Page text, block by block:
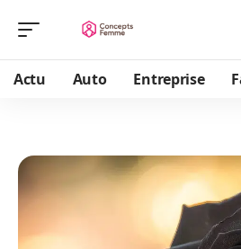
Actu Auto Entreprise